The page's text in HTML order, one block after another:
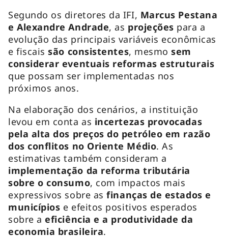
Segundo os diretores da IFI, Marcus Pestana
e Alexandre Andrade, as projeções para a
evolução das principais variáveis econômicas
e fiscaissão consistentes, mesmosem
considerar eventuais reformas estruturais
que possam ser implementadas nos
próximos anos.
Na elaboração dos cenários, a instituição
levou em conta as incertezas provocadas
pela alta dos preços do petróleo em razão
dos conflitos no Oriente Médio. As
estimativas também consideram a
implementação da reforma tributária
sobre o consumo, com impactos mais
expressivos sobre asfinanças de estados e
municípios e efeitos positivos esperados
sobre aeficiência e a produtividade da
economia brasileira.